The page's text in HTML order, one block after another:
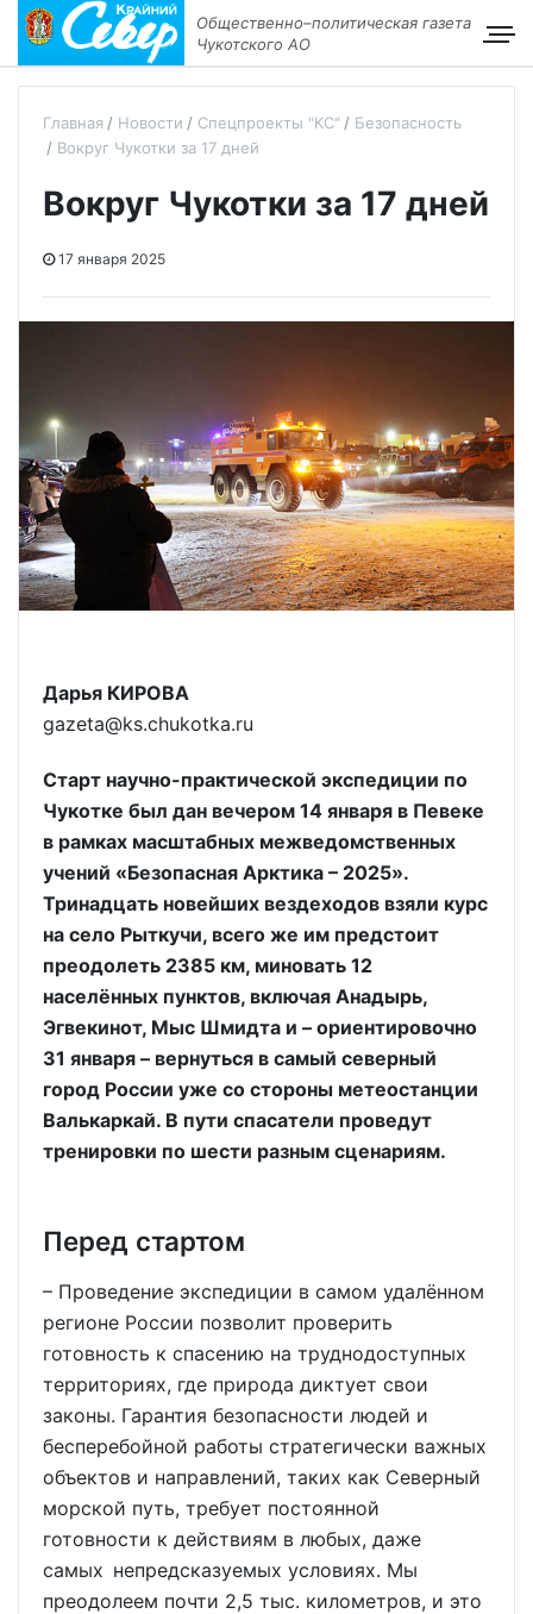
Общественно–политическая газета
Чукотского АО
Главная Новости Спецпроекты "КС"
Безопасность
Вокруг Чукотки за 17 дней
Вокруг Чукотки за 17 дней
17 января 2025
Дарья КИРОВА
gazeta@ks.chukotka.ru
Старт научно-практической экспедиции по
Чукотке был дан вечером 14 января в Певеке
в рамках масштабных межведомственных
учений «Безопасная Арктика – 2025».
Тринадцать новейших вездеходов взяли курс
на село Рыткучи, всего же им предстоит
преодолеть 2385 км, миновать 12
населённых пунктов, включая Анадырь,
Эгвекинот, Мыс Шмидта и – ориентировочно
31 января – вернуться в самый северный
город России уже со стороны метеостанции
Валькаркай. В пути спасатели проведут
тренировки по шести разным сценариям.
Перед стартом
– Проведение экспедиции в самом удалённом
регионе России позволит проверить
готовность к спасению на труднодоступных
территориях, где природа диктует свои
законы. Гарантия безопасности людей и
бесперебойной работы стратегически важных
объектов и направлений, таких как Северный
морской путь, требует постоянной
готовности к действиям в любых, даже
самых непредсказуемых условиях. Мы
преодолеем почти 2,5 тыс. километров, и это